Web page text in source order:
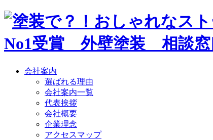
会社案内
選ばれる理由
会社案内一覧
代表挨拶
会社概要
企業理念
アクセスマップ